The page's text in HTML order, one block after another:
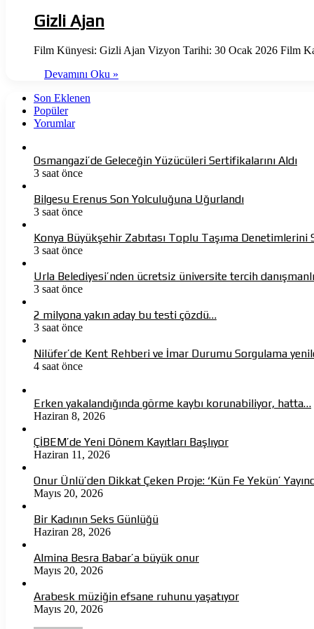
Gizli Ajan
Film Künyesi: Gizli Ajan Vizyon Tarihi: 30 Ocak 2026 Film
Devamını Oku »
Son Eklenen
Popüler
Yorumlar
Osmangazi’de Geleceğin Yüzücüleri Sertifikalarını Aldı
3 saat önce
Bilgesu Erenus Son Yolculuğuna Uğurlandı
3 saat önce
Konya Büyükşehir Zabıtası Toplu Taşıma Denetimlerini
3 saat önce
Urla Belediyesi’nden ücretsiz üniversite tercih
3 saat önce
2 milyona yakın aday bu testi çözdü…
3 saat önce
Nilüfer’de Kent Rehberi ve İmar Durumu Sorgulama
4 saat önce
Erken yakalandığında görme kaybı korunabiliyor, hatta…
Haziran 8, 2026
ÇİBEM’de Yeni Dönem Kayıtları Başlıyor
Haziran 11, 2026
Onur Ünlü’den Dikkat Çeken Proje: ‘Kün Fe Yekün’
Mayıs 20, 2026
Bir Kadının Seks Günlüğü
Haziran 28, 2026
Almina Besra Babar’a büyük onur
Mayıs 20, 2026
Arabesk müziğin efsane ruhunu yaşatıyor
Mayıs 20, 2026